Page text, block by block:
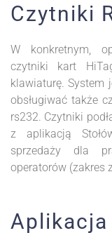
Czytniki
W konkretnym,
czytniki kart
klawiaturę. System
obsługiwać także
rs232. Czytniki
z aplikacją
sprzedaży dla
operatorów (zakres